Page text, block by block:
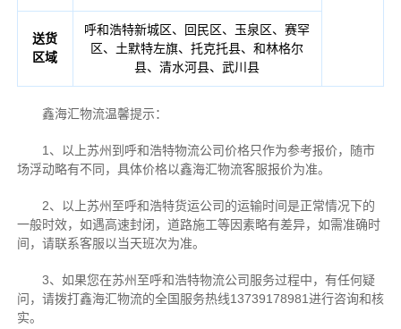
送货
区域
呼和浩特新城区、回民区、玉泉区、赛罕
区、土默特左旗、托克托县、和林格尔
县、清水河县、武川县
鑫海汇物流温馨提示：
1、以上苏州到呼和浩特物流公司价格只作为参考报价，随市
场浮动略有不同，具体价格以鑫海汇物流客服报价为准。
2、以上苏州至呼和浩特货运公司的运输时间是正常情况下的
一般时效，如遇高速封闭，道路施工等因素略有差异，如需准确时
间，请联系客服以当天班次为准。
3、如果您在苏州至呼和浩特物流公司服务过程中，有任何疑
问，请拨打鑫海汇物流的全国服务热线13739178981进行咨询和核
实。